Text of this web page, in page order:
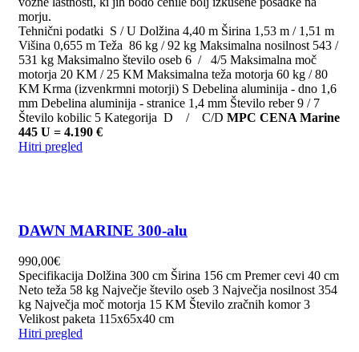
morju.
Tehnični podatki S / U Dolžina 4,40 m Širina 1,53 m / 1,51 m
Višina 0,655 m Teža 86 kg / 92 kg Maksimalna nosilnost 543 /
531 kg Maksimalno število oseb 6 / 4/5 Maksimalna moč
motorja 20 KM / 25 KM Maksimalna teža motorja 60 kg / 80
KM Krma (izvenkrmni motorji) S Debelina aluminija - dno 1,6
mm Debelina aluminija - stranice 1,4 mm Število reber 9 / 7
Število kobilic 5 Kategorija D / C/D MPC CENA Marine
445 U = 4.190 €
Hitri pregled
DAWN MARINE 300-alu
990,00€
Specifikacija Dolžina 300 cm Širina 156 cm Premer cevi 40 cm
Neto teža 58 kg Največje število oseb 3 Največja nosilnost 354
kg Največja moč motorja 15 KM Število zračnih komor 3
Velikost paketa 115x65x40 cm
Hitri pregled